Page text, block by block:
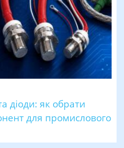
діоди: як обрати
для промислового